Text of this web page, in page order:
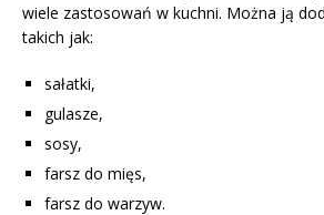
wiele zastosowań w kuchni. Można ją
takich jak:
sałatki,
gulasze,
sosy,
farsz do mięs,
farsz do warzyw.